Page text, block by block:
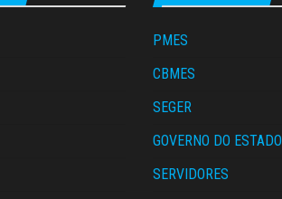
PMES
CBMES
SEGER
GOVERNO DO ESTADO
SERVIDORES